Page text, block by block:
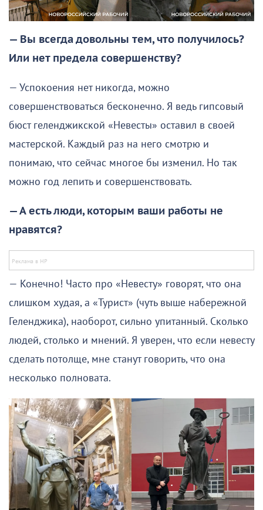
— Вы всегда довольны тем, что получилось?
Или нет предела совершенству?
— Успокоения нет никогда, можно
совершенствоваться бесконечно. Я ведь гипсовый
бюст геленджикской «Невесты» оставил в своей
мастерской. Каждый раз на него смотрю и
понимаю, что сейчас многое бы изменил. Но так
можно год лепить и совершенствовать.
— А есть люди, которым ваши работы не
нравятся?
— Конечно! Часто про «Невесту» говорят, что она
слишком худая, а «Турист» (чуть выше набережной
Геленджика), наоборот, сильно упитанный. Сколько
людей, столько и мнений. Я уверен, что если невесту
сделать потолще, мне станут говорить, что она
несколько полновата.